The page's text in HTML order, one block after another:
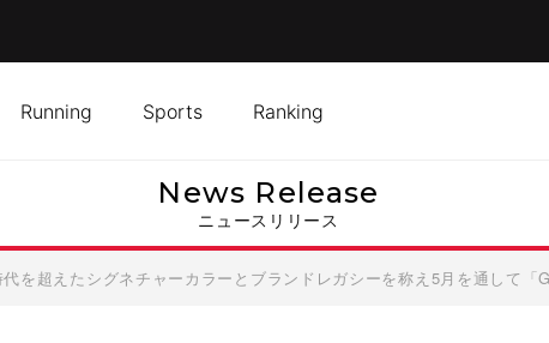
Running Sports Ranking
News Release
ニュースリリース
を超えたシグネチャーカラーとブランドレガシーを称え5月を通して「